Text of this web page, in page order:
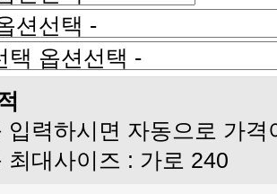
력하시면 자동으로 가격
대사이즈 : 가로 240